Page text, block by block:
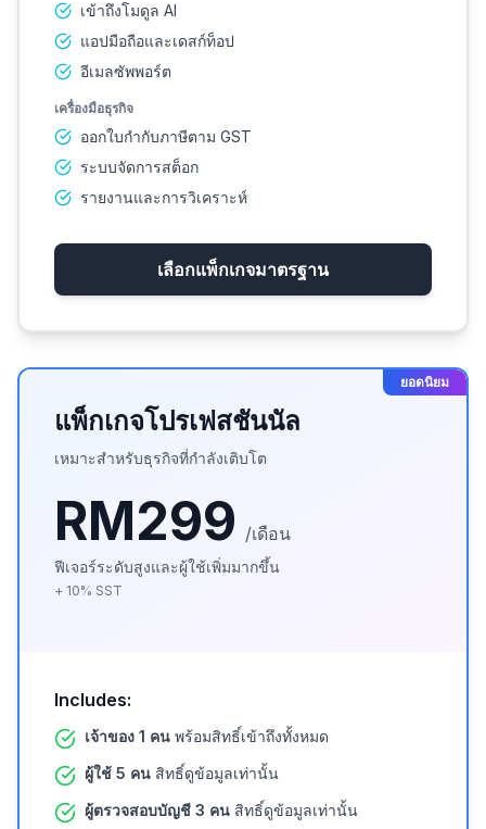
เข้าถึงโมดูล AI
แอปมือถือและเดสก์ท็อป
อีเมลซัพพอร์ต
เครื่องมือธุรกิจ
ออกใบกำกับภาษีตาม GST
ระบบจัดการสต็อก
รายงานและการวิเคราะห์
เลือกแพ็กเกจมาตรฐาน
ยอดนิยม
แพ็กเกจโปรเฟสชันนัล
เหมาะสำหรับธุรกิจที่กำลังเติบโต
RM299 /เดือน
ฟีเจอร์ระดับสูงและผู้ใช้เพิ่มมากขึ้น
+ 10% SST
Includes:
เจ้าของ 1 คน พร้อมสิทธิ์เข้าถึงทั้งหมด
ผู้ใช้ 5 คน สิทธิ์ดูข้อมูลเท่านั้น
ผู้ตรวจสอบบัญชี 3 คน สิทธิ์ดูข้อมูลเท่านั้น